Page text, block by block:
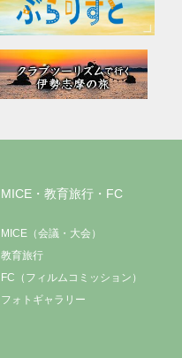
MICE・教育旅行・FC
MICE（会議・大会）
教育旅行
FC（フィルムコミッション）
フォトギャラリー